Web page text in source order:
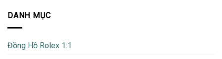
DANH MỤC
Đồng Hồ Rolex 1:1